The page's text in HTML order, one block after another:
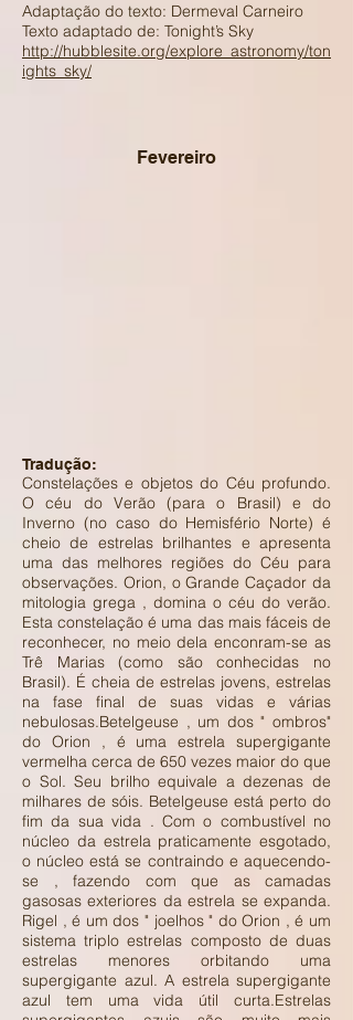
Adaptação do texto: Dermeval Carneiro
Texto adaptado de: Tonight’s Sky
http://hubblesite.org/explore_astronomy/ton
ights_sky/
Fevereiro
Tradução:
Constelações e objetos do Céu profundo.
O céu do Verão (para o Brasil) e do
Inverno (no caso do Hemisfério Norte) é
cheio de estrelas brilhantes e apresenta
uma das melhores regiões do Céu para
observações. Orion, o Grande Caçador da
mitologia grega , domina o céu do verão.
Esta constelação é uma das mais fáceis de
reconhecer, no meio dela enconram-se as
Trê Marias (como são conhecidas no
Brasil). É cheia de estrelas jovens, estrelas
na fase final de suas vidas e várias
nebulosas.Betelgeuse , um dos " ombros"
do Orion , é uma estrela supergigante
vermelha cerca de 650 vezes maior do que
o Sol. Seu brilho equivale a dezenas de
milhares de sóis. Betelgeuse está perto do
fim da sua vida . Com o combustível no
núcleo da estrela praticamente esgotado,
o núcleo está se contraindo e aquecendo-
se , fazendo com que as camadas
gasosas exteriores da estrela se expanda.
Rigel , é um dos " joelhos " do Orion , é um
sistema triplo estrelas composto de duas
estrelas menores orbitando uma
supergigante azul. A estrela supergigante
azul tem uma vida útil curta.Estrelas